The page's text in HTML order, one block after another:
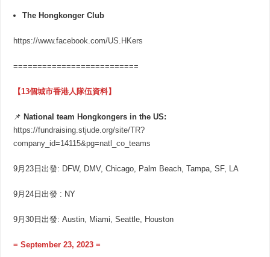
The Hongkonger Club
https://www.facebook.com/US.HKers
==========================
【13個城市香港人隊伍資料】
📌 National team Hongkongers in the US:
https://fundraising.stjude.org/site/TR?
company_id=14115&pg=natl_co_teams
9月23日出發: DFW, DMV, Chicago, Palm Beach, Tampa, SF, LA
9月24日出發 : NY
9月30日出發: Austin, Miami, Seattle, Houston
= September 23, 2023 =